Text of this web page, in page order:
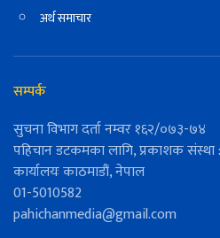
अर्थ समाचार
सम्पर्क
सुचना विभाग दर्ता नम्वर १६२/०७३-७४
पहिचान डटकमका लागि, प्रकाशक संस्था :
कार्यालयः काठमाडौं, नेपाल
01-5010582
pahichanmedia@gmail.com